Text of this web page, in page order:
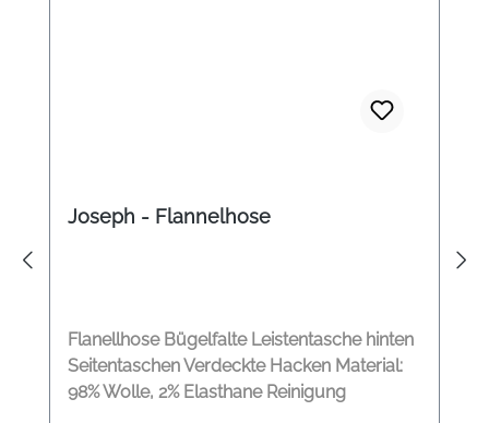
Joseph - Flannelhose
Flanellhose Bügelfalte Leistentasche hinten
Seitentaschen Verdeckte Hacken Material:
98% Wolle, 2% Elasthane Reinigung